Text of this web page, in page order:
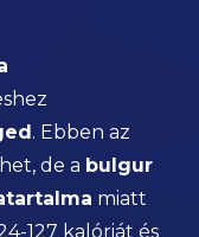
. Ebben az
de a bulgur
miatt
127 kalóriát és